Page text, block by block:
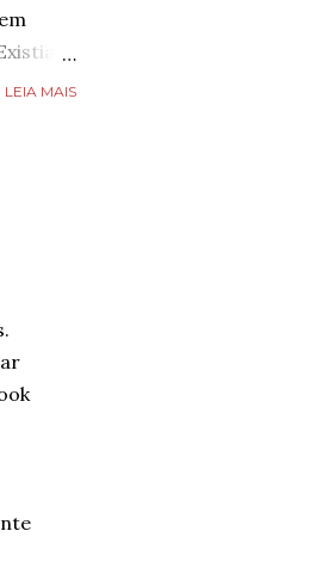
LEIA MAIS